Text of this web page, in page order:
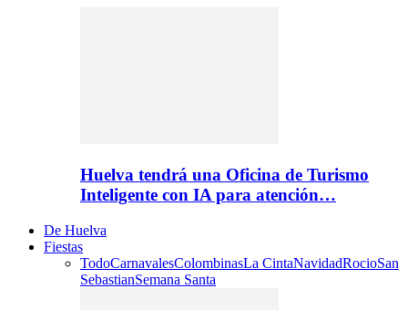
Huelva tendrá una Oficina de Turismo
Inteligente con IA para atención…
De Huelva
Fiestas
TodoCarnavalesColombinasLa CintaNavidadRocioSan
SebastianSemana Santa